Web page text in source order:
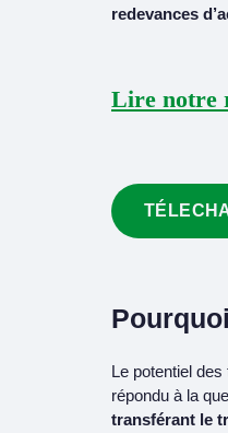
redevances
Lire notre
Le potentiel
répondu à la
transférant le